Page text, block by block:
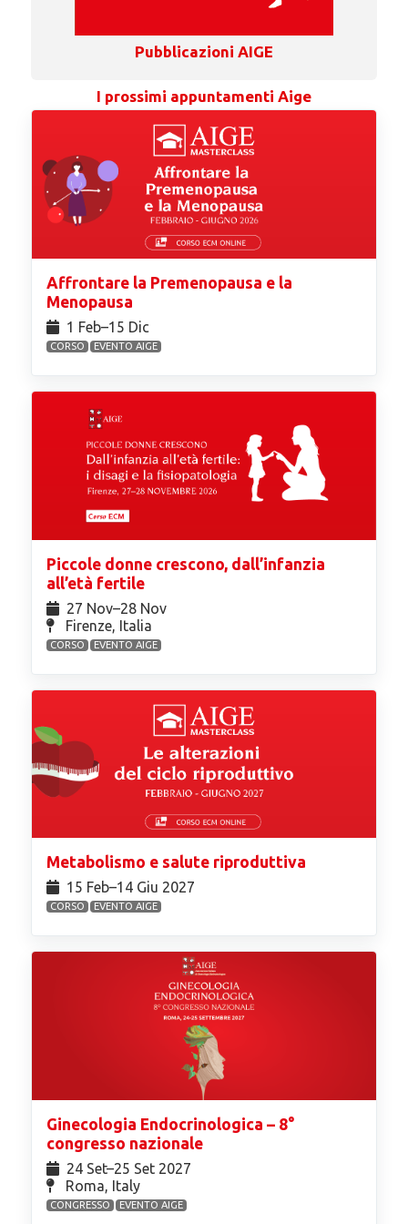
Pubblicazioni AIGE
I prossimi appuntamenti Aige
Affrontare la Premenopausa e la
Menopausa
1 Feb⁠–15 Dic
CORSO EVENTO AIGE
Piccole donne crescono, dall’infanzia
all’età fertile
27 Nov⁠–28 Nov
Firenze, Italia
CORSO EVENTO AIGE
Metabolismo e salute riproduttiva
15 Feb⁠–14 Giu 2027
CORSO EVENTO AIGE
Ginecologia Endocrinologica – 8°
congresso nazionale
24 Set⁠–25 Set 2027
Roma, Italy
CONGRESSO EVENTO AIGE